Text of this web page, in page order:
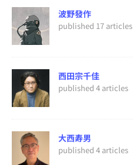
波野發作
published 17 articles
西田宗千佳
published 4 articles
大西寿男
published 4 articles